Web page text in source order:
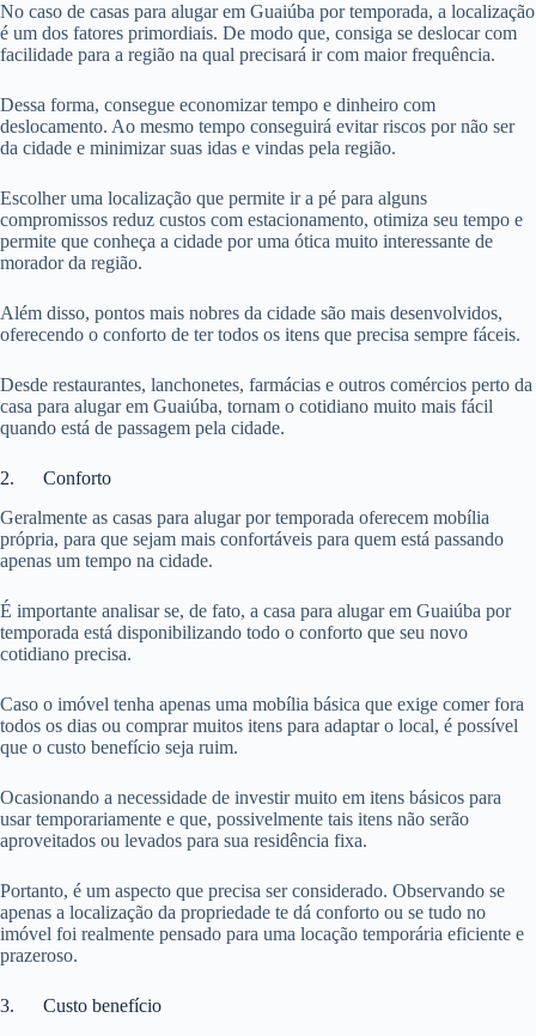
No caso de casas para alugar em Guaiúba por temporada, a localização
é um dos fatores primordiais. De modo que, consiga se deslocar com
facilidade para a região na qual precisará ir com maior frequência.
Dessa forma, consegue economizar tempo e dinheiro com
deslocamento. Ao mesmo tempo conseguirá evitar riscos por não ser
da cidade e minimizar suas idas e vindas pela região.
Escolher uma localização que permite ir a pé para alguns
compromissos reduz custos com estacionamento, otimiza seu tempo e
permite que conheça a cidade por uma ótica muito interessante de
morador da região.
Além disso, pontos mais nobres da cidade são mais desenvolvidos,
oferecendo o conforto de ter todos os itens que precisa sempre fáceis.
Desde restaurantes, lanchonetes, farmácias e outros comércios perto da
casa para alugar em Guaiúba, tornam o cotidiano muito mais fácil
quando está de passagem pela cidade.
2. Conforto
Geralmente as casas para alugar por temporada oferecem mobília
própria, para que sejam mais confortáveis para quem está passando
apenas um tempo na cidade.
É importante analisar se, de fato, a casa para alugar em Guaiúba por
temporada está disponibilizando todo o conforto que seu novo
cotidiano precisa.
Caso o imóvel tenha apenas uma mobília básica que exige comer fora
todos os dias ou comprar muitos itens para adaptar o local, é possível
que o custo benefício seja ruim.
Ocasionando a necessidade de investir muito em itens básicos para
usar temporariamente e que, possivelmente tais itens não serão
aproveitados ou levados para sua residência fixa.
Portanto, é um aspecto que precisa ser considerado. Observando se
apenas a localização da propriedade te dá conforto ou se tudo no
imóvel foi realmente pensado para uma locação temporária eficiente e
prazeroso.
3. Custo benefício